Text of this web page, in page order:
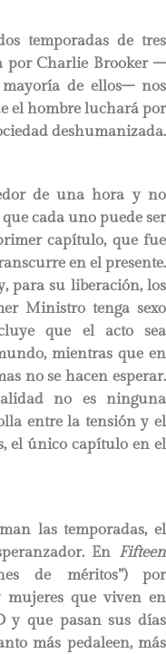
temporadas de tres
por Charlie Brooker –
de ellos– nos
el hombre luchará por
deshumanizada.
de una hora y no
cada uno puede ser
capítulo, que fue
en el presente.
para su liberación, los
Ministro tenga sexo
que el acto sea
mientras que en
no se hacen esperar.
no es ninguna
entre la tensión y el
el único capítulo en el
las temporadas, el
En Fifteen
de méritos”) por
mujeres que viven en
y que pasan sus días
más pedaleen, más